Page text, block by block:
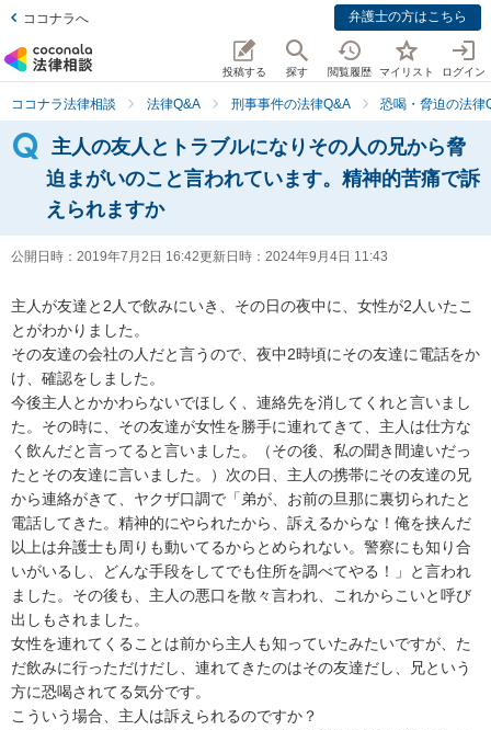
ココナラへ 弁護士の方はこちら
投稿する 探す 閲覧履歴 マイリスト ログイン
ココナラ法律相談 法律Q&A 刑事事件の法律Q&A 恐喝・脅迫の法律
主人の友人とトラブルになりその人の兄から脅
迫まがいのこと言われています。精神的苦痛で訴
えられますか
公開日時： 2019年7月2日 16:42更新日時： 2024年9月4日 11:43
主人が友達と2人で飲みにいき、その日の夜中に、女性が2人いたこ
とがわかりました。
その友達の会社の人だと言うので、夜中2時頃にその友達に電話をか
け、確認をしました。
今後主人とかかわらないでほしく、連絡先を消してくれと言いまし
た。その時に、その友達が女性を勝手に連れてきて、主人は仕方な
く飲んだと言ってると言いました。（その後、私の聞き間違いだっ
たとその友達に言いました。）次の日、主人の携帯にその友達の兄
から連絡がきて、ヤクザ口調で「弟が、お前の旦那に裏切られたと
電話してきた。精神的にやられたから、訴えるからな！俺を挟んだ
以上は弁護士も周りも動いてるからとめられない。警察にも知り合
いがいるし、どんな手段をしてでも住所を調べてやる！」と言われ
ました。その後も、主人の悪口を散々言われ、これからこいと呼び
出しもされました。
女性を連れてくることは前から主人も知っていたみたいですが、た
だ飲みに行っただけだし、連れてきたのはその友達だし、兄という
方に恐喝されてる気分です。
こういう場合、主人は訴えられるのですか？